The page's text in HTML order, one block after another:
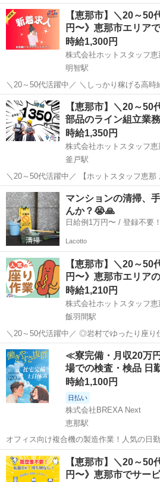
の求人を ご覧いただきありがとうございます▼・ω・▽ ◆ 優しい工場
長が魅力的な企業さん!! 挨拶も気持ちの良い企業さんですよ♪ ◆ 住
宅...
岐阜 恵那市 釜戸駅
【恵那市】＼20～50
円〜》恵那市エリア
時給1,300円
株式会社ホットスタッフ恵
明智駅
＼20～50代活躍中／ ＼しっかり稼げる高時給★♪/ 人気のモクモク◎
未経験からスタートできる! タイルの検査
ムな会社さんです!
岐阜 恵那市 明智駅
【恵那市】＼20～50
部品のライン組立業
時給1,350円
株式会社ホットスタッフ恵
釜戸駅
＼20～50代活躍中／ 【ホットスタッフ恵那 お仕事情報】 『オススメ
ポイント』 ・交替勤務でたくさん稼げます
完備でキレイな職場♪ ・GW、お盆休み、
・頑張り次第で直接雇...
岐阜 恵那市 工場
マンションの清掃、
んか？😭🙏
日給例1万円〜 /
Lacotto
【恵那市】＼20～50
円〜》恵那市エリア
時給1,210円
株式会社ホットスタッフ恵
飯羽間駅
＼20～50代活躍中／ ◎岩村でゆったり座り仕事♪ ◎残業なしで夕飯に
も余裕! 1円玉サイズの軽い部品を、 測定
ってコツコツ進めるので、 体力的な負担も
すい検査◎ ==...
岐阜 恵那市 飯羽間駅 工場
≪寮完備・月収20万
場での検査・検品 日
時給1,100円
日払い
株式会社BREXA Next
恵那駅
オフィス向け複合機の製造作業！人気の日
寮完備！赴任旅費会社負担★カップル・友
円～格安食堂利用可！社会保険完備◎無料
市》 人気の工場のお仕事 ◇オフィ...
岐阜 恵那市 恵那駅
【恵那市】＼20～50
円〜》恵那市でサー